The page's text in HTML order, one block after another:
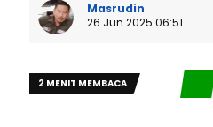
Masrudin
26 Jun 2025 06:51
2 MENIT MEMBACA